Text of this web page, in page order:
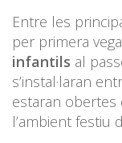
Entre les
per primera
infantils al
s’instal·laran
estaran obertes
l’ambient festiu